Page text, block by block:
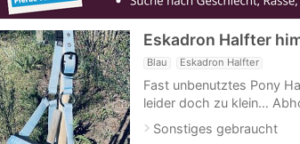
Eskadron Halfter
Blau Eskadron Halfter
Fast unbenutztes Pony
leider doch zu klein…
navigate_nextSonstiges gebraucht